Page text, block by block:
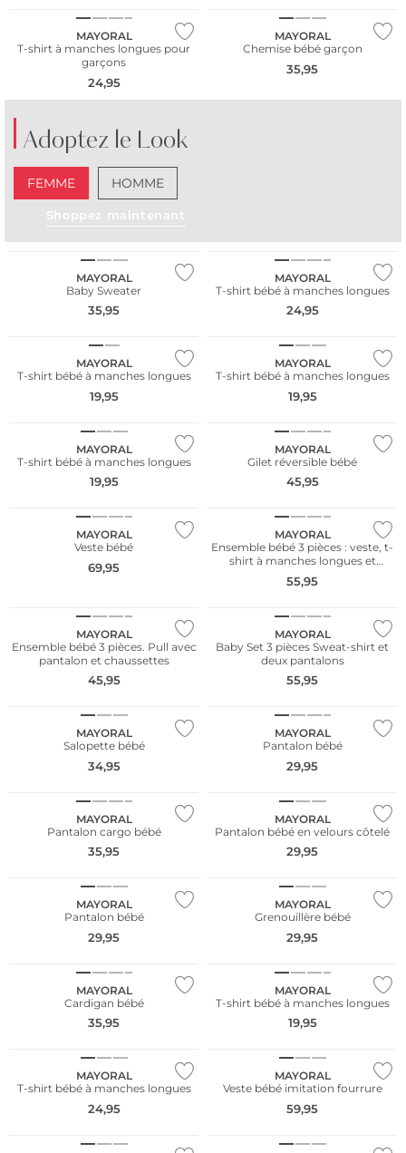
MAYORAL
T-shirt à manches longues pour
garçons
24,95
MAYORAL
Chemise bébé garçon
35,95
Adoptez le Look
FEMME HOMME
Shoppez maintenant
MAYORAL
Baby Sweater
35,95
MAYORAL
T-shirt bébé à manches longues
24,95
MAYORAL
T-shirt bébé à manches longues
19,95
MAYORAL
T-shirt bébé à manches longues
19,95
MAYORAL
T-shirt bébé à manches longues
19,95
MAYORAL
Gilet réversible bébé
45,95
MAYORAL
Veste bébé
69,95
MAYORAL
Ensemble bébé 3 pièces : veste, t-
shirt à manches longues et
pantalon
55,95
MAYORAL
Ensemble bébé 3 pièces. Pull avec
pantalon et chaussettes
45,95
MAYORAL
Baby Set 3 pièces Sweat-shirt et
deux pantalons
55,95
MAYORAL
Salopette bébé
34,95
MAYORAL
Pantalon bébé
29,95
MAYORAL
Pantalon cargo bébé
35,95
MAYORAL
Pantalon bébé en velours côtelé
29,95
MAYORAL
Pantalon bébé
29,95
MAYORAL
Grenouillère bébé
29,95
MAYORAL
Cardigan bébé
35,95
MAYORAL
T-shirt bébé à manches longues
19,95
MAYORAL
T-shirt bébé à manches longues
24,95
MAYORAL
Veste bébé imitation fourrure
59,95